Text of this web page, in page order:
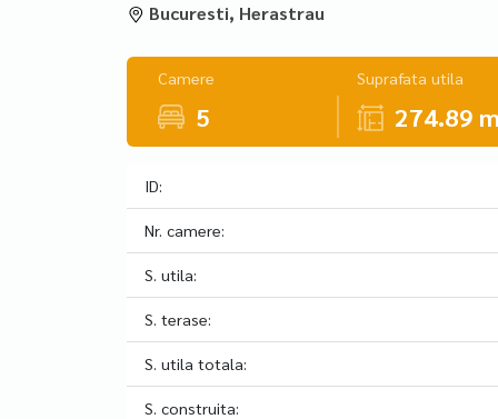
Bucuresti, Herastrau
Camere
5
Suprafata utila
274.89
ID:
Nr. camere:
S. utila:
S. terase:
S. utila totala:
S. construita: